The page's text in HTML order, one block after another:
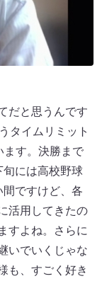
だと思うんです
タイムリミット
ます。決勝まで
旬には高校野球
ですけど、各
活用してきたの
すよね。さらに
いでいくじゃな
も、すごく好き